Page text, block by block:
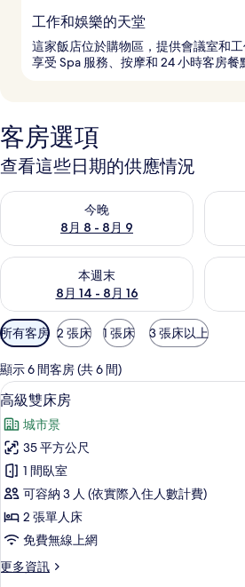
工作和娛樂的天堂
這家飯店位於購物區，提供會議室和
享受 Spa 服務、按摩和 24 小時客房餐
客房選項
查看這些日期的供應情況
今晚
8月 8 - 8月 9
查看今晚 (8月 8 - 8月 9) 的供應情況查看
本週末
8月 14 - 8月 16
查看本週末 (8月 14 - 8月 16) 的供應情況
查看
可
用
的
客
房
篩
選
條
件
所有客房 2 張床 1 張床 3 張床以上
顯示 6 間客房 (共 6 間)
顯
示
高
級
雙
床
房
的
所
高級雙
15
高級雙床房
城市景
35 平方公尺
1 間臥室
可容納 3 人 (依實際入住人數計費)
2 張單人床
免費無線上網
更多資訊
更